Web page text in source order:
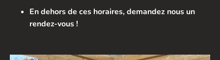
En dehors de ces horaires, demandez nous un
rendez-vous !